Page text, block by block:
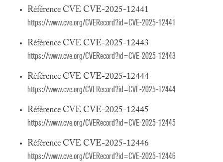
Référence CVE CVE-2025-12441
https://www.cve.org/CVERecord?id=CVE-2025-12441
Référence CVE CVE-2025-12443
https://www.cve.org/CVERecord?id=CVE-2025-12443
Référence CVE CVE-2025-12444
https://www.cve.org/CVERecord?id=CVE-2025-12444
Référence CVE CVE-2025-12445
https://www.cve.org/CVERecord?id=CVE-2025-12445
Référence CVE CVE-2025-12446
https://www.cve.org/CVERecord?id=CVE-2025-12446